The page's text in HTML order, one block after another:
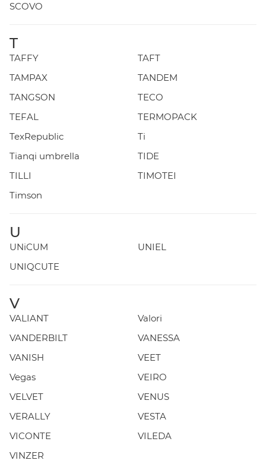
SCOVO
T
TAFFY
TAFT
TAMPAX
TANDEM
TANGSON
TECO
TEFAL
TERMOPACK
TexRepublic
Ti
Tianqi umbrella
TIDE
TILLI
TIMOTEI
Timson
U
UNiCUM
UNIEL
UNIQCUTE
V
VALIANT
Valori
VANDERBILT
VANESSA
VANISH
VEET
Vegas
VEIRO
VELVET
VENUS
VERALLY
VESTA
VICONTE
VILEDA
VINZER